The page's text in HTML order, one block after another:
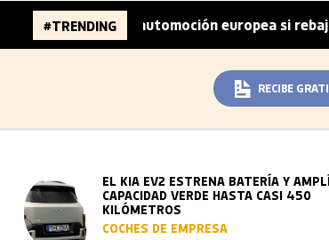
#TRENDING
de la automoción europea si rebaja sus
RECIBE
EL KIA EV2 ESTRENA BATERÍA Y
CAPACIDAD VERDE HASTA CASI 450
KILÓMETROS
COCHES DE EMPRESA